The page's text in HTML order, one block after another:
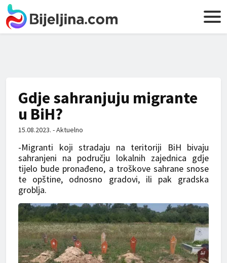
Gdje sahranjuju migrante
u BiH?
15.08.2023. - Aktuelno
-Migranti koji stradaju na teritoriji BiH bivaju
sahranjeni na području lokalnih zajednica gdje
tijelo bude pronađeno, a troškove sahrane snose
te opštine, odnosno gradovi, ili pak gradska
groblja.